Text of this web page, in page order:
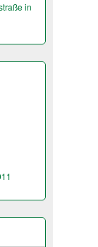
in